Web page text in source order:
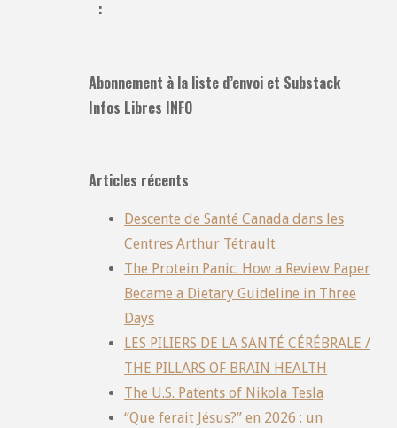
:
Abonnement à la liste d’envoi et Substack
Infos Libres INFO
Articles récents
Descente de Santé Canada dans les
Centres Arthur Tétrault
The Protein Panic: How a Review Paper
Became a Dietary Guideline in Three
Days
LES PILIERS DE LA SANTÉ CÉRÉBRALE /
THE PILLARS OF BRAIN HEALTH
The U.S. Patents of Nikola Tesla
“Que ferait Jésus?” en 2026 : un